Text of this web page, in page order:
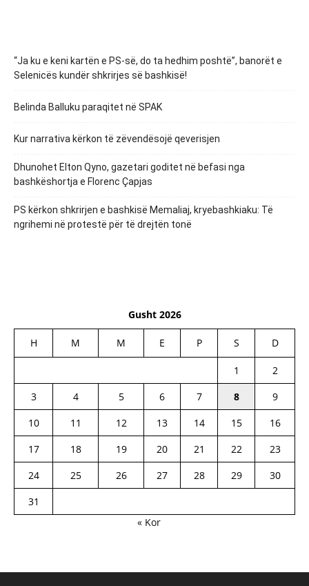
“Ja ku e keni kartën e PS-së, do ta hedhim poshtë”, banorët e
Selenicës kundër shkrirjes së bashkisë!
Belinda Balluku paraqitet në SPAK
Kur narrativa kërkon të zëvendësojë qeverisjen
Dhunohet Elton Qyno, gazetari goditet në befasi nga
bashkëshortja e Florenc Çapjas
PS kërkon shkrirjen e bashkisë Memaliaj, kryebashkiaku: Të
ngrihemi në protestë për të drejtën tonë
Gusht 2026
H M M E P S D
1
2
3
4 5 6 7 8
9
10
11 12 13 14 15
16
17
18 19 20 21 22
23
24
25 26 27 28 29
30
31
« Kor